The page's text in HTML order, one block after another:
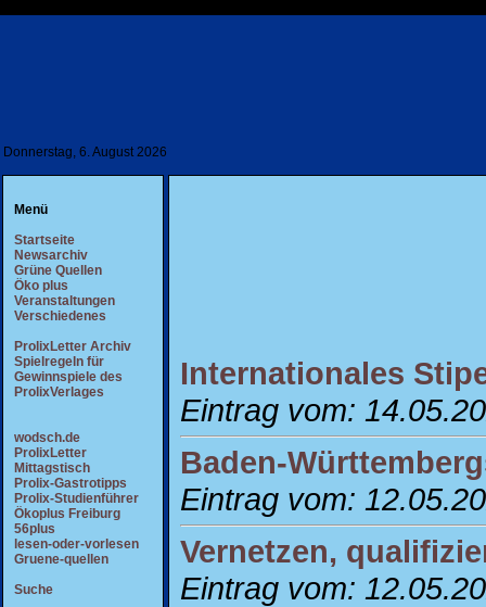
Donnerstag, 6. August 2026
Menü
Startseite
Newsarchiv
Grüne Quellen
Öko plus
Veranstaltungen
Verschiedenes
ProlixLetter Archiv
Spielregeln für
Gewinnspiele des
ProlixVerlages
wodsch.de
ProlixLetter
Mittagstisch
Prolix-Gastrotipps
Prolix-Studienführer
Ökoplus Freiburg
56plus
lesen-oder-vorlesen
Gruene-quellen
Suche
Internationales
Eintrag vom:
Baden-
Eintrag vom:
Vernetzen,
Eintrag vom: